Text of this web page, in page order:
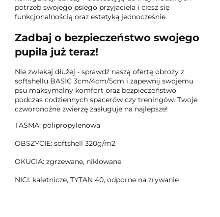
potrzeb swojego psiego przyjaciela i ciesz się
funkcjonalnością oraz estetyką jednocześnie.
Zadbaj o bezpieczeństwo swojego
pupila już teraz!
Nie zwlekaj dłużej - sprawdź naszą ofertę obroży z
softshellu BASIC 3cm/4cm/5cm i zapewnij swojemu
psu maksymalny komfort oraz bezpieczeństwo
podczas codziennych spacerów czy treningów. Twoje
czworonożne zwierzę zasługuje na najlepsze!
TAŚMA: polipropylenowa
OBSZYCIE: softshell 320g/m2
OKUCIA: zgrzewane, niklowane
NICI: kaletnicze, TYTAN 40, odporne na zrywanie